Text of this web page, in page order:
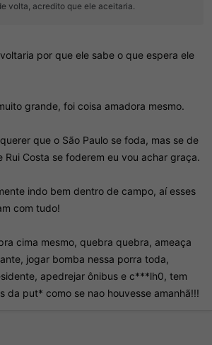
volta, acredito que ele aceitaria.
por que ele sabe o que espera ele
grande, foi coisa amadora mesmo.
que o São Paulo se foda, mas se de
Rui Costa se foderem eu vou achar graça.
indo bem dentro de campo, aí esses
com tudo!
cima mesmo, quebra quebra, ameaça
jogar bomba nessa porra toda,
apedrejar ônibus e c***lh0, tem
da put* como se nao houvesse amanhã!!!